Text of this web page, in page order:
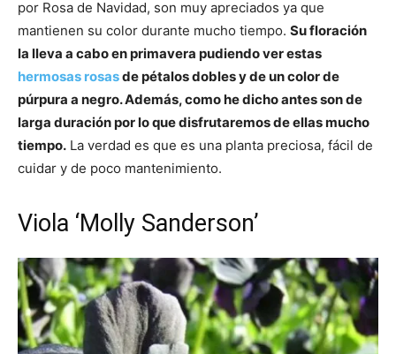
por Rosa de Navidad, son muy apreciados ya que
mantienen su color durante mucho tiempo. Su floración
la lleva a cabo en primavera pudiendo ver estas
hermosas rosasde pétalos dobles y de un color de
púrpura a negro. Además, como he dicho antes son de
larga duración por lo que disfrutaremos de ellas mucho
tiempo. La verdad es que es una planta preciosa, fácil de
cuidar y de poco mantenimiento.
Viola ‘Molly Sanderson’